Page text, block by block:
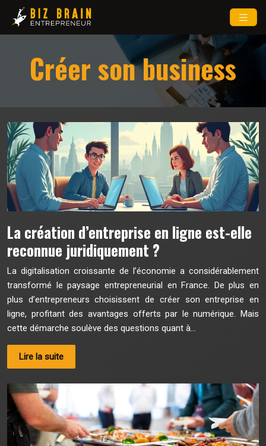
Créer son business
La création d’entreprise en ligne est-elle
reconnue juridiquement ?
La digitalisation croissante de l’économie a considérablement
transformé le paysage entrepreneurial en France. De plus en
plus d’entrepreneurs choisissent de créer son entreprise en
ligne, profitant des avantages offerts par le numérique. Mais
cette démarche soulève des questions quant à…
Lire la suite